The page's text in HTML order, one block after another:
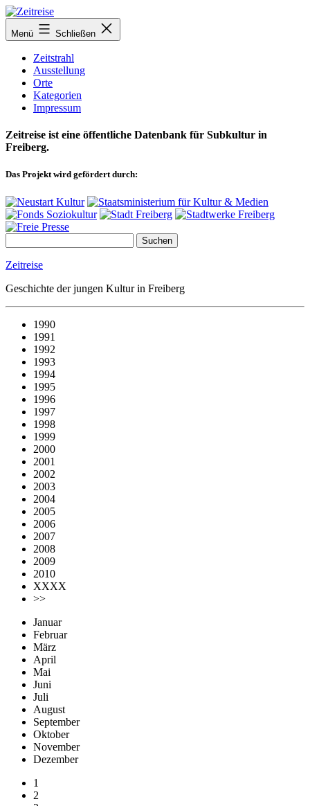
Zum
Inhalt
springen
Menü Schließen
Zeitstrahl
Ausstellung
Orte
Kategorien
Impressum
Zeitreise ist eine öffentliche Datenbank für Subkultur in
Freiberg.
Das Projekt wird gefördert durch:
Zeitreise
Geschichte der jungen Kultur in Freiberg
1990
1991
1992
1993
1994
1995
1996
1997
1998
1999
2000
2001
2002
2003
2004
2005
2006
2007
2008
2009
2010
XXXX
>>
Januar
Februar
März
April
Mai
Juni
Juli
August
September
Oktober
November
Dezember
1
2